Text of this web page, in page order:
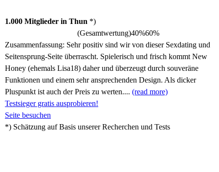
1.000 Mitglieder in Thun *)
(Gesamtwertung)40%60%
Zusammenfassung: Sehr positiv sind wir von dieser Sexdating und
Seitensprung-Seite überrascht. Spielerisch und frisch kommt New
Honey (ehemals Lisa18) daher und überzeugt durch souveräne
Funktionen und einem sehr ansprechenden Design. Als dicker
Pluspunkt ist auch der Preis zu werten.... (read more)
Testsieger gratis ausprobieren!
Seite besuchen
*) Schätzung auf Basis unserer Recherchen und Tests